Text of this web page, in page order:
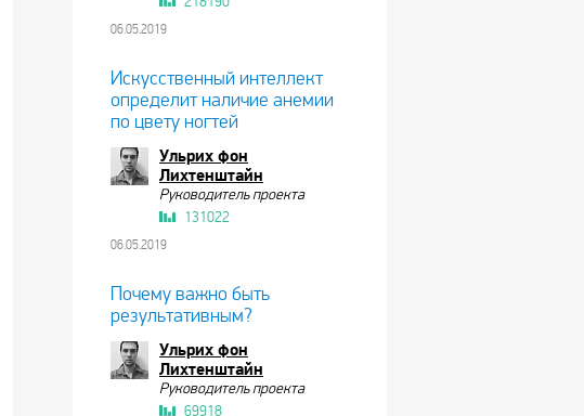
06.05.2019
Искусственный интеллект
определит наличие анемии
по цвету ногтей
Ульрих фон
Лихтенштайн
Руководитель проекта
131022
06.05.2019
Почему важно быть
результативным?
Ульрих фон
Лихтенштайн
Руководитель проекта
69918